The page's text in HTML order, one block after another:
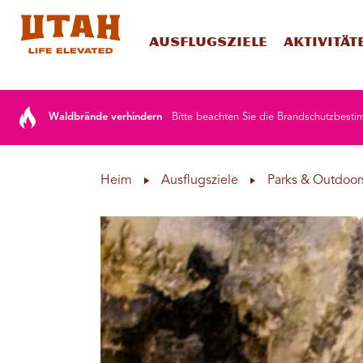
Ausflugsziele
Waldbrände verhindern Bitte beachten Sie die
Heim Ausflugsziele Parks &